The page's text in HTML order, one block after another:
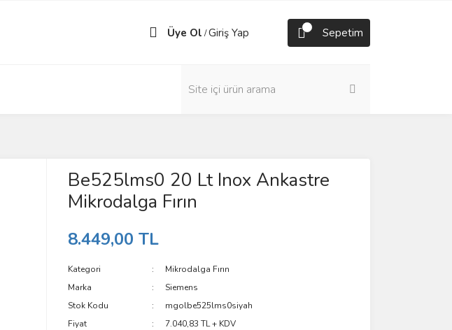
Üye Ol /Giriş Yap Sepetim
Be525lms0 20 Lt Inox Ankastre
Mikrodalga Fırın
8.449,00 TL
Kategori
Mikrodalga Fırın
Marka
Siemens
Stok Kodu
mgolbe525lms0siyah
Fiyat
7.040,83 TL + KDV